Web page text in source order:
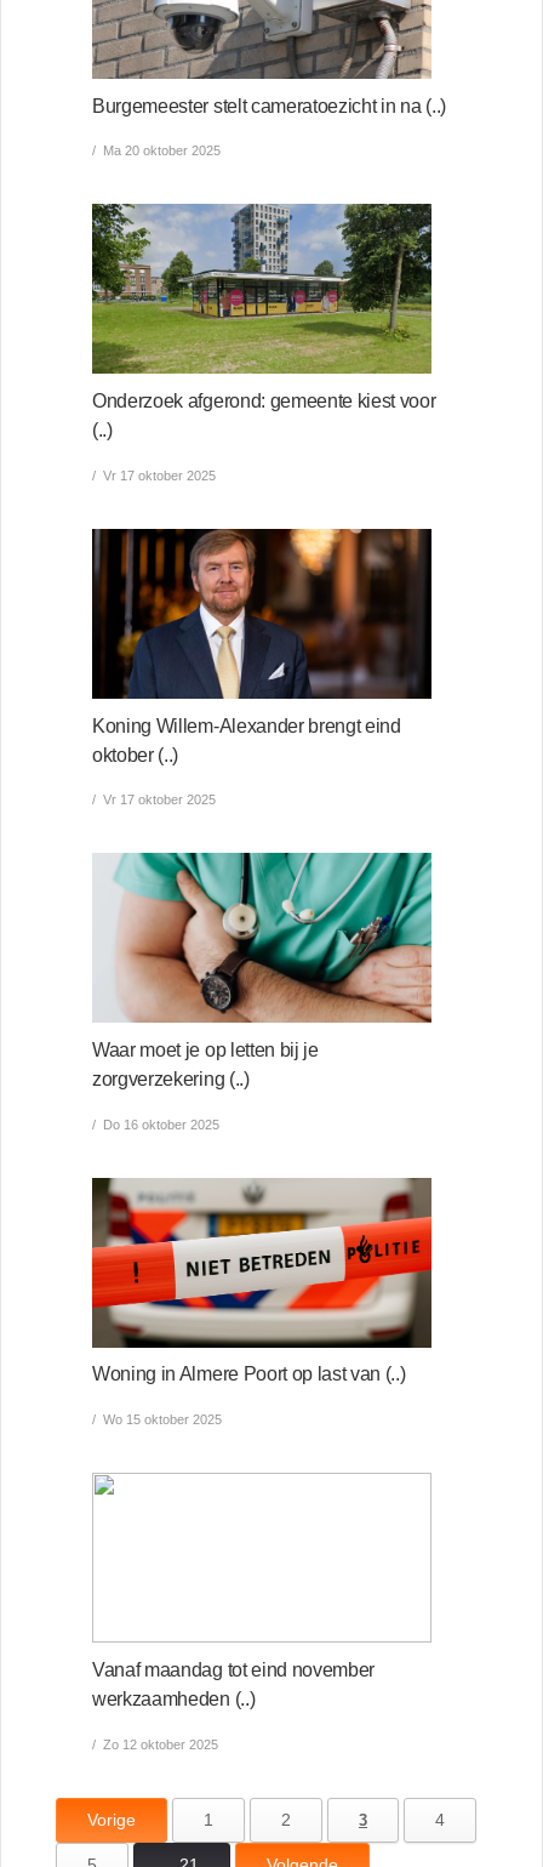
Burgemeester stelt cameratoezicht in na (..)
Ma 20 oktober 2025
Onderzoek afgerond: gemeente kiest voor
(..)
Vr 17 oktober 2025
Koning Willem-Alexander brengt eind
oktober (..)
Vr 17 oktober 2025
Waar moet je op letten bij je
zorgverzekering (..)
Do 16 oktober 2025
Woning in Almere Poort op last van (..)
Wo 15 oktober 2025
Vanaf maandag tot eind november
werkzaamheden (..)
Zo 12 oktober 2025
Vorige 1 2 3 4